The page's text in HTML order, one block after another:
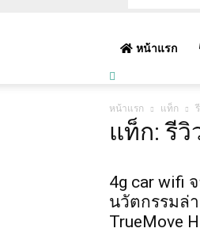
หน้าแรก
หน้าแรก แท็ก
แท็ก: รีวิ
4g car wifi
นวัตกรรมล่
TrueMove H